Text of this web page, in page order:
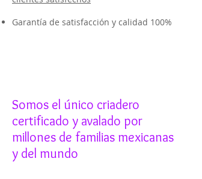
Garantía de satisfacción y calidad 100%
Somos el único criadero
certificado y avalado por
millones de familias mexicanas
y del mundo